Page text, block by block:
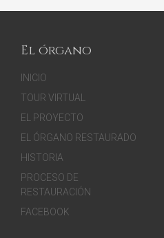
El órgano
INICIO
TOUR VIRTUAL
EL PROYECTO
EL ÓRGANO RESTAURADO
HISTORIA
PROCESO DE
RESTAURACIÓN
FACEBOOK